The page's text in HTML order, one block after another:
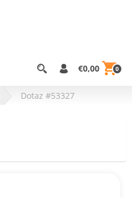
€0,00 0
Dotaz #53327